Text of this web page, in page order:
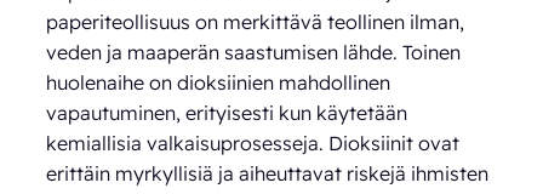
paperiteollisuus on merkittävä teollinen ilman,
veden ja maaperän saastumisen lähde. Toinen
huolenaihe on dioksiinien mahdollinen
vapautuminen, erityisesti kun käytetään
kemiallisia valkaisuprosesseja. Dioksiinit ovat
erittäin myrkyllisiä ja aiheuttavat riskejä ihmisten